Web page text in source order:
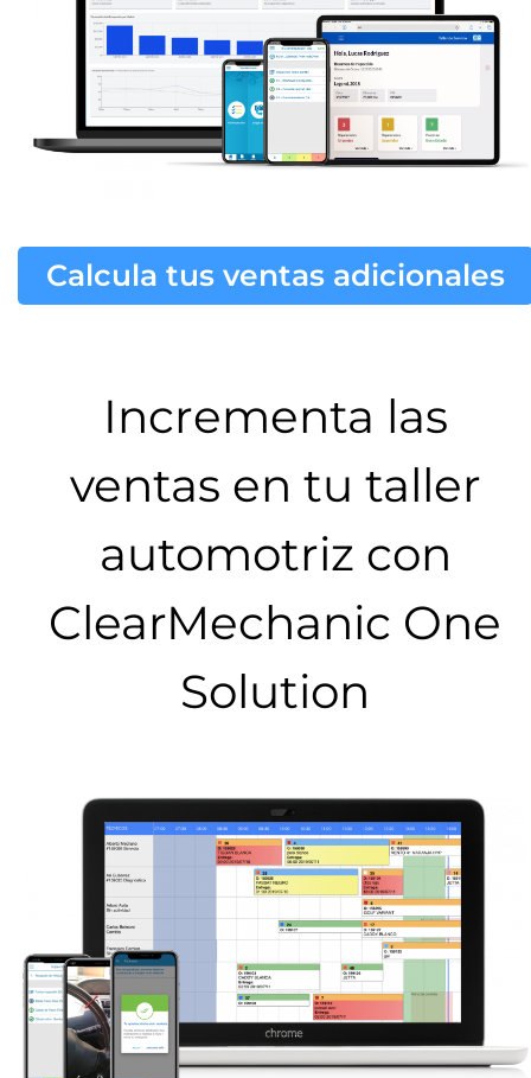
Calcula tus ventas adicionales
Incrementa las
ventas en tu taller
automotriz con
ClearMechanic One
Solution